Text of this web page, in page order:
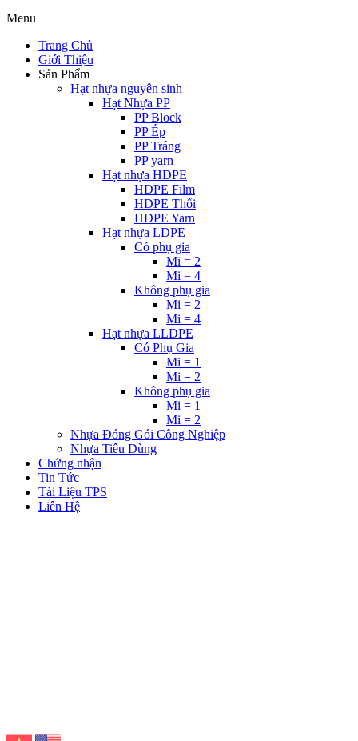
Menu
Trang Chủ
Giới Thiệu
Sản Phẩm
Hạt nhựa nguyên sinh
Hạt Nhựa PP
PP Block
PP Ép
PP Tráng
PP yarn
Hạt nhựa HDPE
HDPE Film
HDPE Thổi
HDPE Yarn
Hạt nhựa LDPE
Có phụ gia
Mi = 2
Mi = 4
Không phụ gia
Mi = 2
Mi = 4
Hạt nhựa LLDPE
Có Phụ Gia
Mi = 1
Mi = 2
Không phụ gia
Mi = 1
Mi = 2
Nhựa Đóng Gói Công Nghiệp
Nhựa Tiêu Dùng
Chứng nhận
Tin Tức
Tài Liệu TPS
Liên Hệ